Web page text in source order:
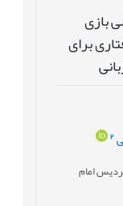
بازی
برای
2
امام